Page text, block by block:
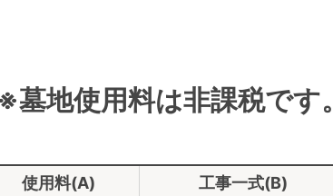
地使用料は非課税です。
使用料(A) 工事一式(B)